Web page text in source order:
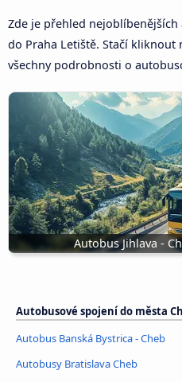
Zde je přehled
do Praha Letiště. Stačí kliknout
všechny podrobnosti o
Autobus Jihlava -
Autobusové spojení do města
Autobus Banská Bystrica - Cheb
Autobusy Bratislava Cheb